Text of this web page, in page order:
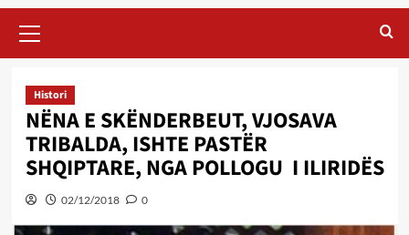
Menu
Histori
NËNA E SKËNDERBEUT, VJOSAVA
TRIBALDA, ISHTE PASTËR
SHQIPTARE, NGA POLLOGU I ILIRIDËS
02/12/2018 0